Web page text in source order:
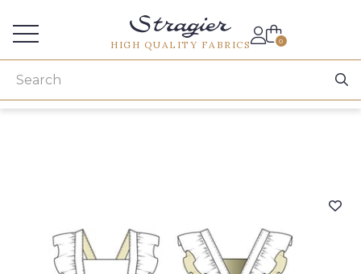
HIGH QUALITY FABRICS 0